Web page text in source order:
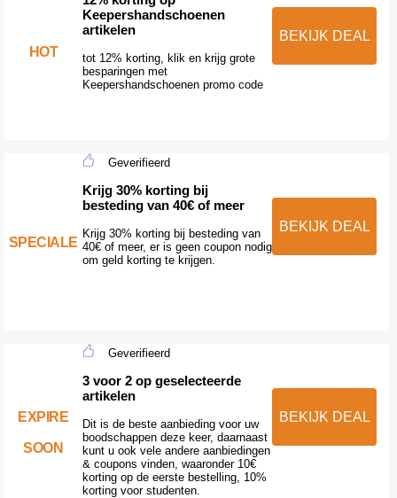
HOT
Keepershandschoenen
artikelen
tot 12% korting, klik en krijg grote
besparingen met
Keepershandschoenen promo code
BEKIJK DEAL
SPECIALE
Geverifieerd
Krijg 30% korting bij
besteding van 40€ of meer
Krijg 30% korting bij besteding van
40€ of meer, er is geen coupon nodig
om geld korting te krijgen.
BEKIJK DEAL
EXPIRE
SOON
Geverifieerd
3 voor 2 op geselecteerde
artikelen
Dit is de beste aanbieding voor uw
boodschappen deze keer, daarnaast
kunt u ook vele andere aanbiedingen
& coupons vinden, waaronder 10€
korting op de eerste bestelling, 10%
korting voor studenten.
BEKIJK DEAL